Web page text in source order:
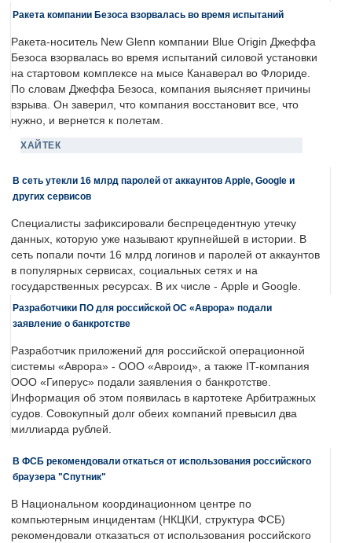
Ракета компании Безоса взорвалась во время испытаний
Ракета-носитель New Glenn компании Blue Origin Джеффа
Безоса взорвалась во время испытаний силовой установки
на стартовом комплексе на мысе Канаверал во Флориде.
По словам Джеффа Безоса, компания выясняет причины
взрыва. Он заверил, что компания восстановит все, что
нужно, и вернется к полетам.
ХАЙТЕК
В сеть утекли 16 млрд паролей от аккаунтов Apple, Google и
других сервисов
Специалисты зафиксировали беспрецедентную утечку
данных, которую уже называют крупнейшей в истории. В
сеть попали почти 16 млрд логинов и паролей от аккаунтов
в популярных сервисах, социальных сетях и на
государственных ресурсах. В их числе - Apple и Google.
Разработчики ПО для российской ОС «Аврора» подали
заявление о банкротстве
Разработчик приложений для российской операционной
системы «Аврора» - ООО «Авроид», а также IT-компания
ООО «Гиперус» подали заявления о банкротстве.
Информация об этом появилась в картотеке Арбитражных
судов. Совокупный долг обеих компаний превысил два
миллиарда рублей.
В ФСБ рекомендовали откаться от использования российского
браузера "Спутник"
В Национальном координационном центре по
компьютерным инцидентам (НКЦКИ, структура ФСБ)
рекомендовали отказаться от использования российского